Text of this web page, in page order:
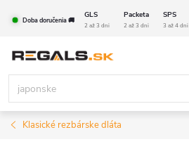
Doba doručenia 🚚
GLS Packeta SPS
2 až 3 dni 2 až 3 dni 3 až 4 dni
Klasické rezbárske dláta